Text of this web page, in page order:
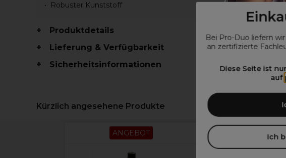
Bei Pro-Duo liefern
an zertifizierte
Diese Seite ist
auf
Ich
Robuster Kunststoff
Produktdetails
Lieferung & Verfügbarkeit
Sicherheitsinformationen
Kürzlich angesehene Produkte
ANGEBOT